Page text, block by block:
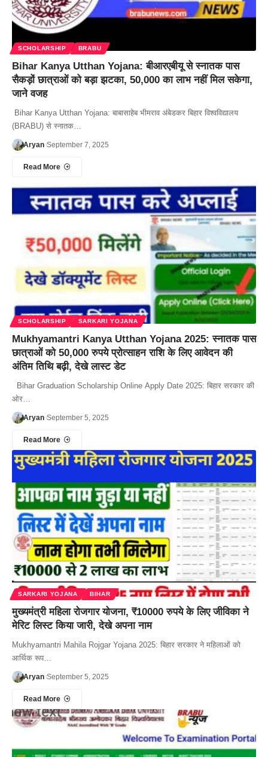
SCHOLARSHIP BRABU
Bihar Kanya Utthan Yojana: बीआरएबीयू से स्नातक पास
सैकड़ों छात्राओं को बड़ा झटका, 50,000 का लाभ नहीं मिल सकेगा,
जाने वजह
Bihar Kanya Utthan Yojana: बाबासाहेब भीमराव अंबेडकर बिहार विश्वविद्यालय
(BRABU) से स्नातक…
Aryan September 7, 2025
Read More
SCHOLARSHIP SARKARI YOJANA
Mukhyamantri Kanya Utthan Yojana 2025: स्नातक पास
छात्राओं को 50,000 रुपये प्रोत्साहन राशि के लिए आवेदन की
अंतिम तिथि बढ़ी, देखे लास्ट डेट
Bihar Graduation Scholarship Online Apply Date 2025: बिहार सरकार की
ओर…
Aryan September 5, 2025
Read More
SARKARI YOJANA BIHAR
मुख्यमंत्री महिला रोजगार योजना, ₹10000 रुपये के लिए जीविका ने
मेरिट लिस्ट किया जारी, देखे अपना नाम
Mukhyamantri Mahila Rojgar Yojana 2025: बिहार सरकार ने महिलाओं को
आर्थिक रूप…
Aryan September 5, 2025
Read More